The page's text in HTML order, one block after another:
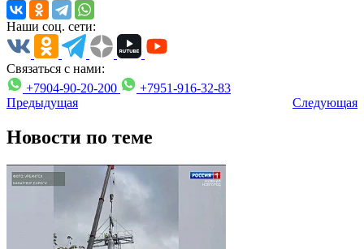
Наши соц. сети:
Связаться с нами:
+7904-90-20-200
+7951-916-32-83
Предыдущая
Следующая
Новости по теме